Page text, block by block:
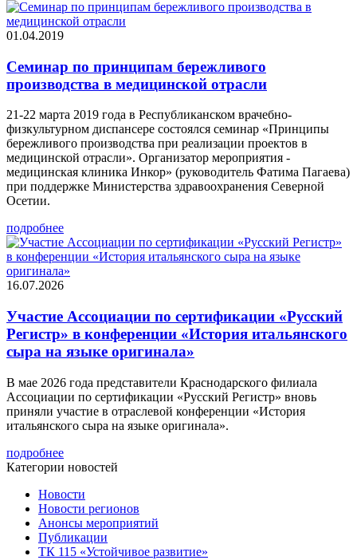
01.04.2019
Семинар по принципам бережливого
производства в медицинской отрасли
21-22 марта 2019 года в Республиканском врачебно-
физкультурном диспансере состоялся семинар «Принципы
бережливого производства при реализации проектов в
медицинской отрасли». Организатор мероприятия -
медицинская клиника Инкор» (руководитель Фатима Пагаева)
при поддержке Министерства здравоохранения Северной
Осетии.
подробнее
16.07.2026
Участие Ассоциации по сертификации «Русский
Регистр» в конференции «История итальянского
сыра на языке оригинала»
В мае 2026 года представители Краснодарского филиала
Ассоциации по сертификации «Русский Регистр» вновь
приняли участие в отраслевой конференции «История
итальянского сыра на языке оригинала».
подробнее
Категории новостей
Новости
Новости регионов
Анонсы мероприятий
Публикации
ТК 115 «Устойчивое развитие»